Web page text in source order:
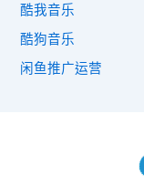
酷我音乐
酷狗音乐
闲鱼推广运营